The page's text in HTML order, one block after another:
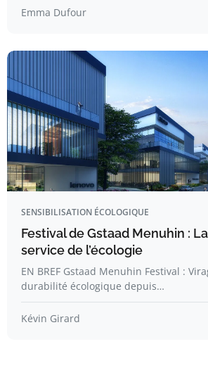
Emma Dufour
SENSIBILISATION ÉCOLOGIQUE
Festival de Gstaad Menuhin :
service de l’écologie
EN BREF Gstaad Menuhin Festival :
durabilité écologique depuis…
Kévin Girard